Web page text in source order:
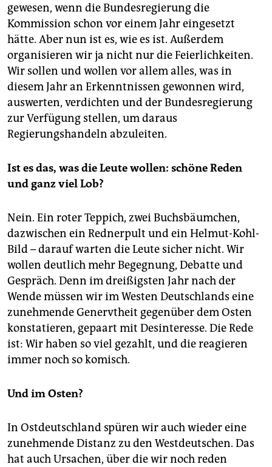
gewesen, wenn die Bundesregierung die
Kommission schon vor einem Jahr eingesetzt
hätte. Aber nun ist es, wie es ist. Außerdem
organisieren wir ja nicht nur die Feierlichkeiten.
Wir sollen und wollen vor allem alles, was in
diesem Jahr an Erkenntnissen gewonnen wird,
auswerten, verdichten und der Bundesregierung
zur Verfügung stellen, um daraus
Regierungshandeln abzuleiten.
Ist es das, was die Leute wollen: schöne Reden
und ganz viel Lob?
Nein. Ein roter Teppich, zwei Buchsbäumchen,
dazwischen ein Rednerpult und ein Helmut-Kohl-
Bild – darauf warten die Leute sicher nicht. Wir
wollen deutlich mehr Begegnung, Debatte und
Gespräch. Denn im dreißigsten Jahr nach der
Wende müssen wir im Westen Deutschlands eine
zunehmende Genervtheit gegenüber dem Osten
konstatieren, gepaart mit Desinteresse. Die Rede
ist: Wir haben so viel gezahlt, und die reagieren
immer noch so komisch.
Und im Osten?
In Ostdeutschland spüren wir auch wieder eine
zunehmende Distanz zu den Westdeutschen. Das
hat auch Ursachen, über die wir noch reden